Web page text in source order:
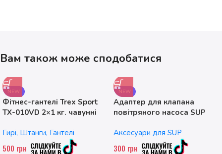
Вам також може сподобатися
NEW
Фітнес-гантелі Trex Sport
TX-010VD 2×1 кг. чавунні
Гирі, Штанги, Гантелі
500 грн
NEW
Адаптер для клапана
повітряного насоса SUP
Аксесуари для SUP
300 грн